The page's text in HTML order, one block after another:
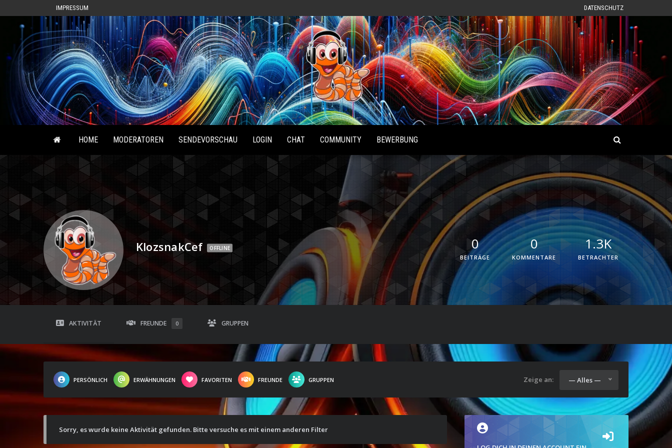
IMPRESSUM DATENSCHUTZ
Radio
Waterlu
HOME MODERATOREN SENDEVORSCHAU LOGIN CHAT COMMUNITY BEWERBUNG
KlozsnakCef OFFLINE 0
BEITRÄGE
0
KOMMENTARE
1.3K
BETRACHTER
AKTIVITÄT FREUNDE 0 GRUPPEN
PERSÖNLICH ERWÄHNUNGEN FAVORITEN FREUNDE GRUPPEN Zeige an: — Alles —
Sorry, es wurde keine Aktivität gefunden. Bitte versuche es mit einem anderen Filter